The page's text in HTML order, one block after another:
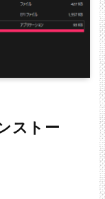
ストー